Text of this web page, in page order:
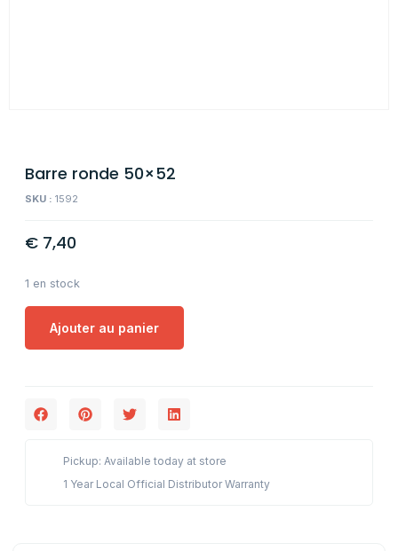
Barre ronde 50×52
SKU : 1592
€ 7,40
1 en stock
Ajouter au panier
Pickup: Available today at store
1 Year Local Official Distributor Warranty